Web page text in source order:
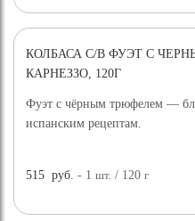
КОЛБАСА С/В ФУЭТ С
КАРНЕЗЗО, 120Г
Фуэт с чёрным трюфелем —
испанским рецептам.
515 руб. - 1шт. / 120г